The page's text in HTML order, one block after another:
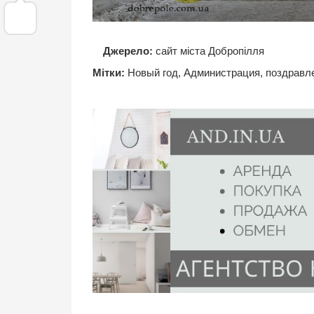
Джерело: сайт міста Добропілля
Мітки: Новый год, Администрация,